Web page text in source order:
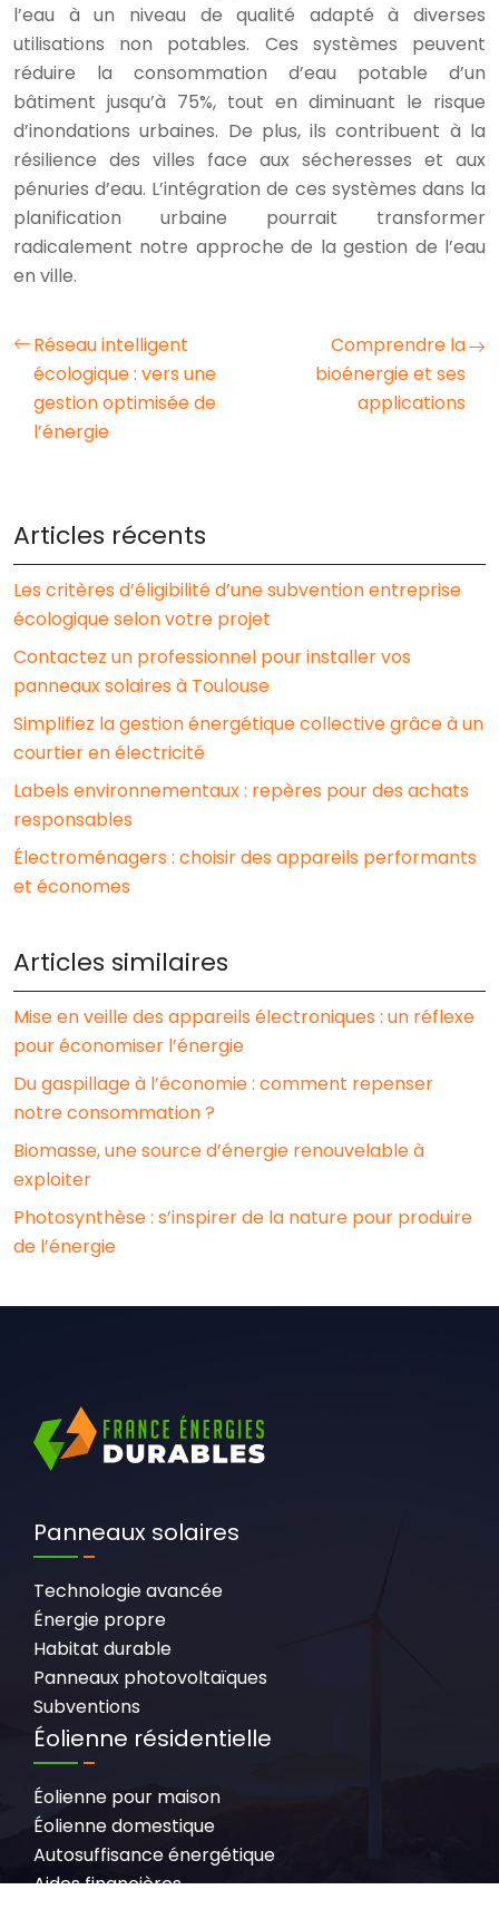
l’eau à un niveau de qualité adapté à diverses
utilisations non potables. Ces systèmes peuvent
réduire la consommation d’eau potable d’un
bâtiment jusqu’à 75%, tout en diminuant le risque
d’inondations urbaines. De plus, ils contribuent à la
résilience des villes face aux sécheresses et aux
pénuries d’eau. L’intégration de ces systèmes dans la
planification urbaine pourrait transformer
radicalement notre approche de la gestion de l’eau
en ville.
Réseau intelligent
écologique : vers une
gestion optimisée de
l’énergie
Comprendre la
bioénergie et ses
applications
Articles récents
Les critères d’éligibilité d’une subvention entreprise
écologique selon votre projet
Contactez un professionnel pour installer vos
panneaux solaires à Toulouse
Simplifiez la gestion énergétique collective grâce à un
courtier en électricité
Labels environnementaux : repères pour des achats
responsables
Électroménagers : choisir des appareils performants
et économes
Articles similaires
Mise en veille des appareils électroniques : un réflexe
pour économiser l’énergie
Du gaspillage à l’économie : comment repenser
notre consommation ?
Biomasse, une source d’énergie renouvelable à
exploiter
Photosynthèse : s’inspirer de la nature pour produire
de l’énergie
Panneaux solaires
Technologie avancée
Énergie propre
Habitat durable
Panneaux photovoltaïques
Subventions
Éolienne résidentielle
Éolienne pour maison
Éolienne domestique
Autosuffisance énergétique
Aides financières